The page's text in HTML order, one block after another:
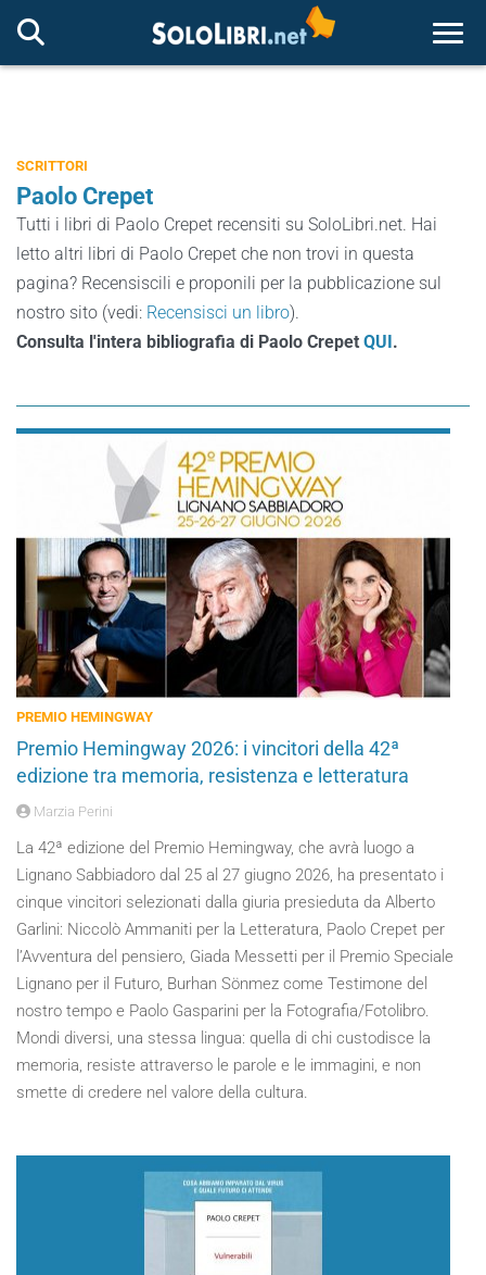
SCRITTORI
Paolo Crepet
Tutti i libri di Paolo Crepet recensiti su SoloLibri.net. Hai
letto altri libri di Paolo Crepet che non trovi in questa
pagina? Recensiscili e proponili per la pubblicazione sul
nostro sito (vedi: Recensisci un libro).
Consulta l'intera bibliografia di Paolo Crepet QUI.
PREMIO HEMINGWAY
Premio Hemingway 2026: i vincitori della 42ª
edizione tra memoria, resistenza e letteratura
Marzia Perini
La 42ª edizione del Premio Hemingway, che avrà luogo a
Lignano Sabbiadoro dal 25 al 27 giugno 2026, ha presentato i
cinque vincitori selezionati dalla giuria presieduta da Alberto
Garlini: Niccolò Ammaniti per la Letteratura, Paolo Crepet per
l’Avventura del pensiero, Giada Messetti per il Premio Speciale
Lignano per il Futuro, Burhan Sönmez come Testimone del
nostro tempo e Paolo Gasparini per la Fotografia/Fotolibro.
Mondi diversi, una stessa lingua: quella di chi custodisce la
memoria, resiste attraverso le parole e le immagini, e non
smette di credere nel valore della cultura.